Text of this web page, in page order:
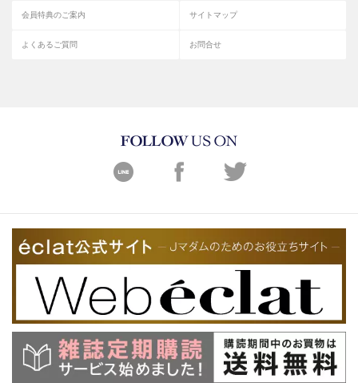
会員特典のご案内 サイトマップ
よくあるご質問 お問合せ